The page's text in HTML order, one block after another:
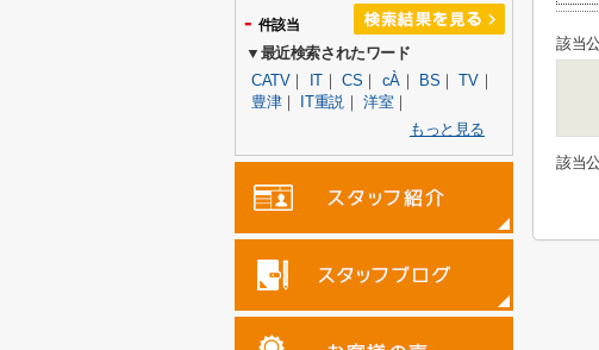
該当
該当
- 件該当
▼最近検索されたワード
CATV｜ IT｜CS ｜ cÀ｜ BS ｜TV｜
豊津｜ IT重説｜洋室｜
もっと見る